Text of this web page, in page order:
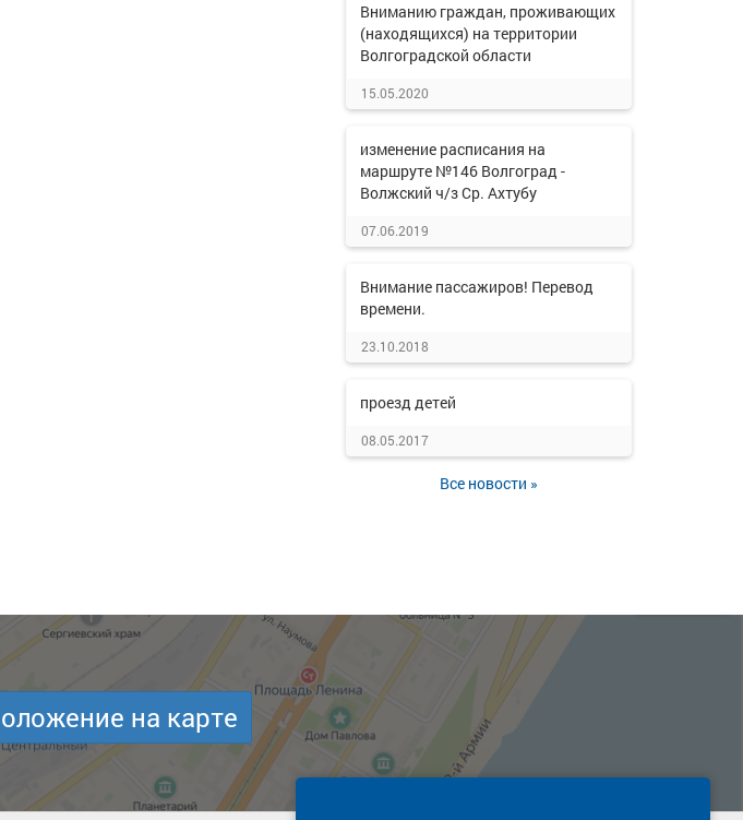
Вниманию граждан, проживающих
(находящихся) на территории
Волгоградской области
15.05.2020
изменение расписания на
маршруте №146 Волгоград -
Волжский ч/з Ср. Ахтубу
07.06.2019
Внимание пассажиров! Перевод
времени.
23.10.2018
проезд детей
08.05.2017
Все новости »
на карте